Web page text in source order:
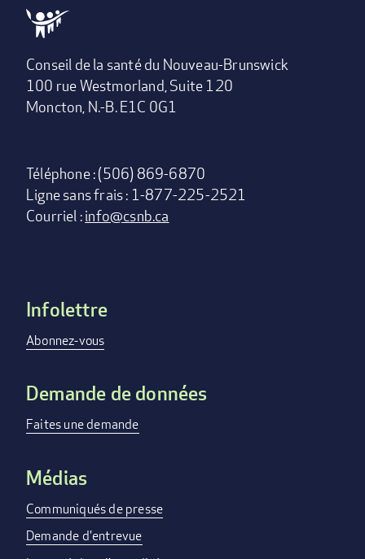
Conseil de la santé du Nouveau-Brunswick
100 rue Westmorland, Suite 120
Moncton, N.-B. E1C 0G1
Téléphone : (506) 869-6870
Ligne sans frais : 1-877-225-2521
Courriel :info@csnb.ca
Footer
menu
Infolettre
Abonnez-vous
Demande de données
Faites une demande
Médias
Communiqués de presse
Demande d'entrevue